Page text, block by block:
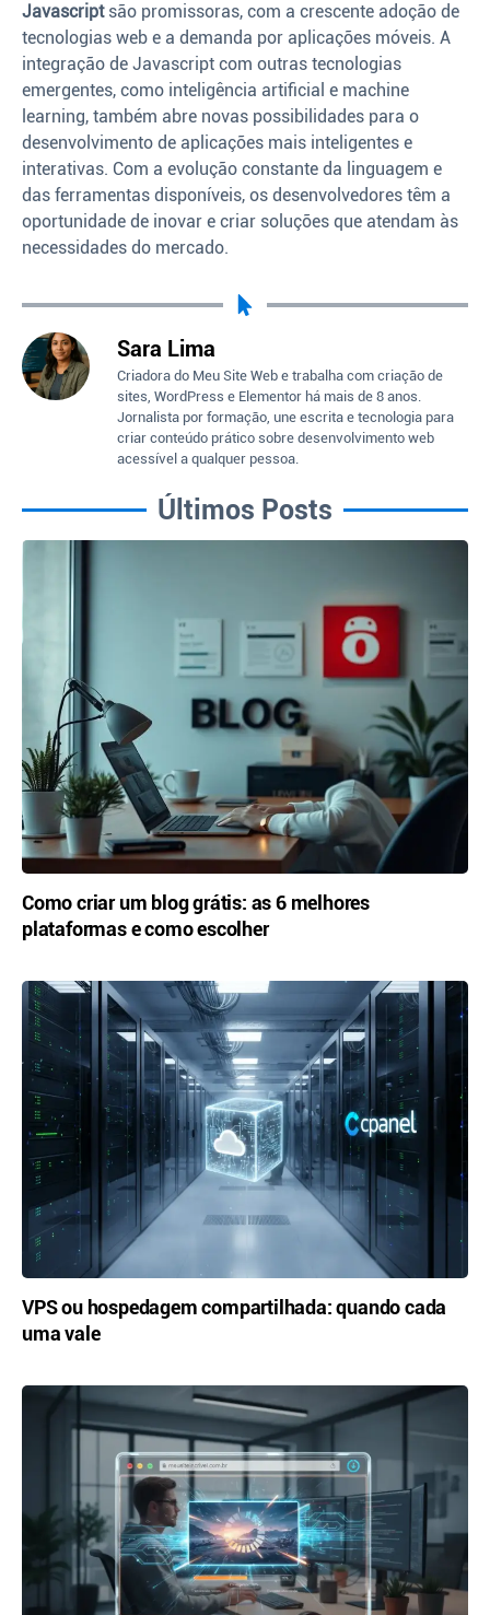
Javascriptsão promissoras, com a crescente adoção de
tecnologias web e a demanda por aplicações móveis. A
integração de Javascript com outras tecnologias
emergentes, como inteligência artificial e machine
learning, também abre novas possibilidades para o
desenvolvimento de aplicações mais inteligentes e
interativas. Com a evolução constante da linguagem e
das ferramentas disponíveis, os desenvolvedores têm a
oportunidade de inovar e criar soluções que atendam às
necessidades do mercado.
Sara Lima
Criadora do Meu Site Web e trabalha com criação de
sites, WordPress e Elementor há mais de 8 anos.
Jornalista por formação, une escrita e tecnologia para
criar conteúdo prático sobre desenvolvimento web
acessível a qualquer pessoa.
Últimos Posts
Como criar um blog grátis: as 6 melhores
plataformas e como escolher
VPS ou hospedagem compartilhada: quando cada
uma vale